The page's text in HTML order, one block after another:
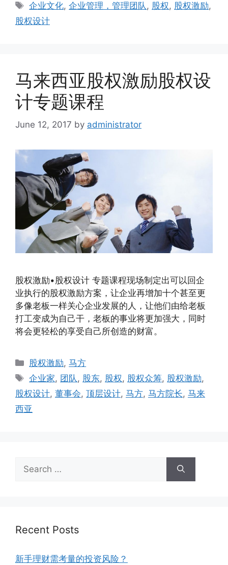
企业文化,企业管理，管理团队, 股权, 股权激励,
股权设计
马来西亚股权激励股权设
计专题课程
June 12, 2017 by administrator
股权激励•股权设计 专题课程现场制定出可以回企
业执行的股权激励方案，让企业再增加十个甚至更
多像老板一样关心企业发展的人，让他们由给老板
打工变成为自己干，老板的事业将更加强大，同时
将会更轻松的享受自己所创造的财富。
股权激励,马方
企业家, 团队 , 股东, 股权 , 股权众筹, 股权激励,
股权设计, 董事会, 顶层设计, 马方, 马方院长, 马来
西亚
Recent Posts
新手理财需考量的投资风险？